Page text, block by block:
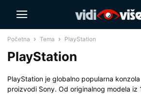
Početna Tema PlayStation
PlayStation
PlayStation je globalno popularna
proizvodi Sony. Od originalnog modela iz